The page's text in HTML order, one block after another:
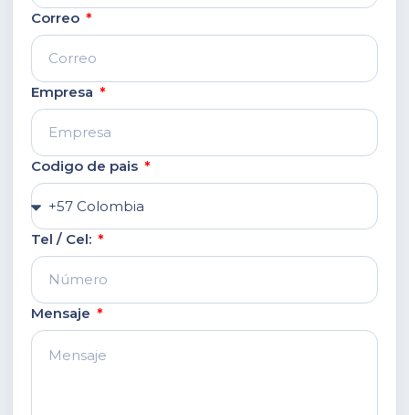
Correo
Empresa
Codigo de pais
Tel / Cel:
Mensaje